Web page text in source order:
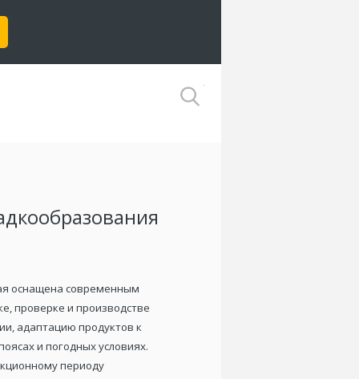
Рус
оснащена современным
проверке и производстве
адаптацию продуктов к
и погодных условиях.
периоду